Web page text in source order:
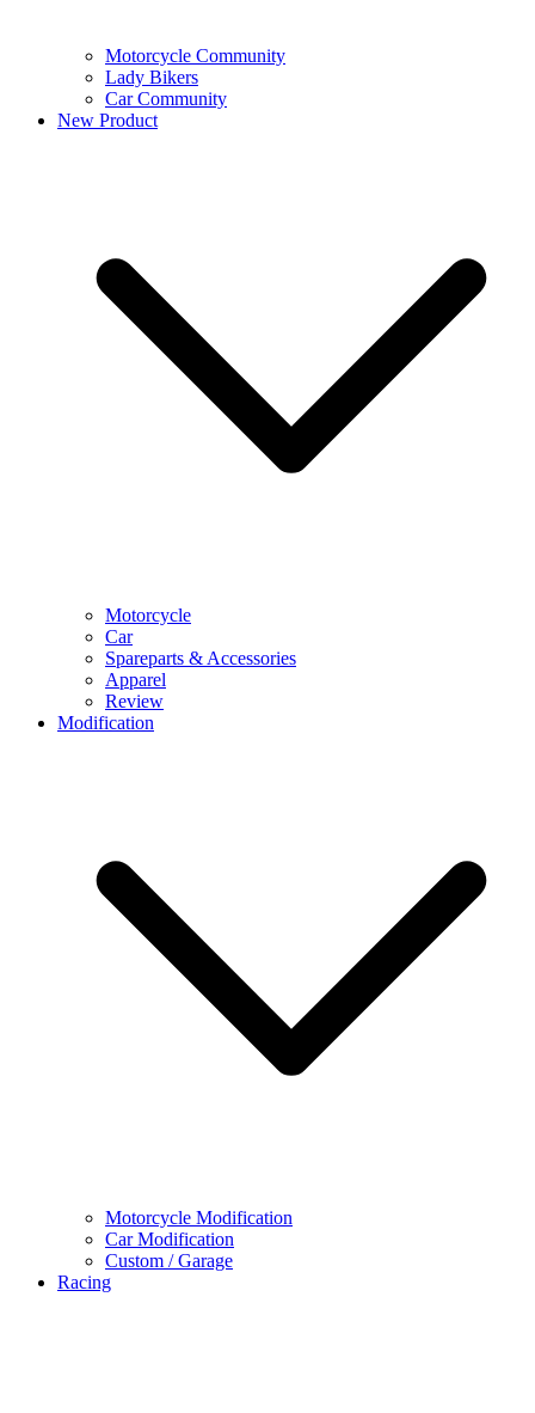
Motorcycle Community
Lady Bikers
Car Community
New Product
Motorcycle
Car
Spareparts & Accessories
Apparel
Review
Modification
Motorcycle Modification
Car Modification
Custom / Garage
Racing